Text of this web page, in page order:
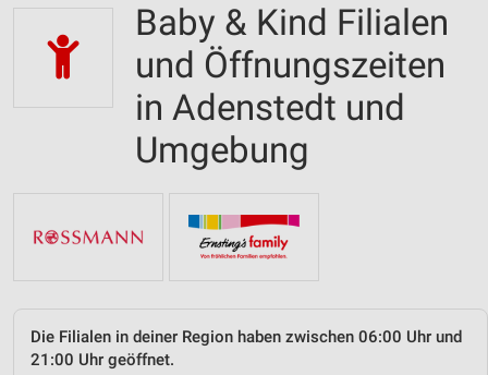
Baby & Kind Filialen
und Öffnungszeiten
in Adenstedt und
Umgebung
Die Filialen in deiner Region haben zwischen 06:00 Uhr und
21:00 Uhr geöffnet.